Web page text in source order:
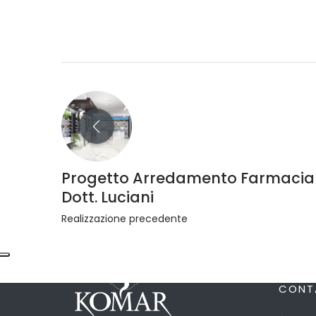
Progetto Arredamento Farmacia
Dott. Luciani
Realizzazione precedente